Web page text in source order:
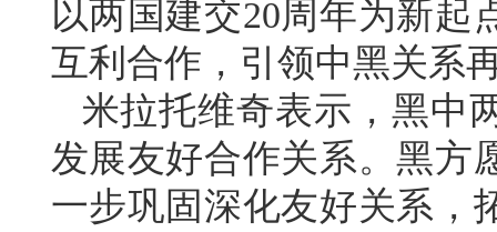
以两国建交20周年为新起
互利合作，引领中黑关系
米拉托维奇表示，黑中
发展友好合作关系。黑方
一步巩固深化友好关系，